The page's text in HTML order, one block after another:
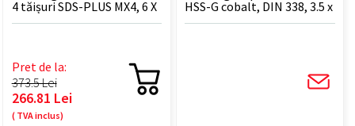
4 tăișuri SDS-PLUS MX4, 6 X
165 mm - 10 BUC
Pret de la:
373.5 Lei
266.81 Lei
( TVA inclus)
HSS-G cobalt, DIN 338, 3.5 x
70 mm - 10 BUC